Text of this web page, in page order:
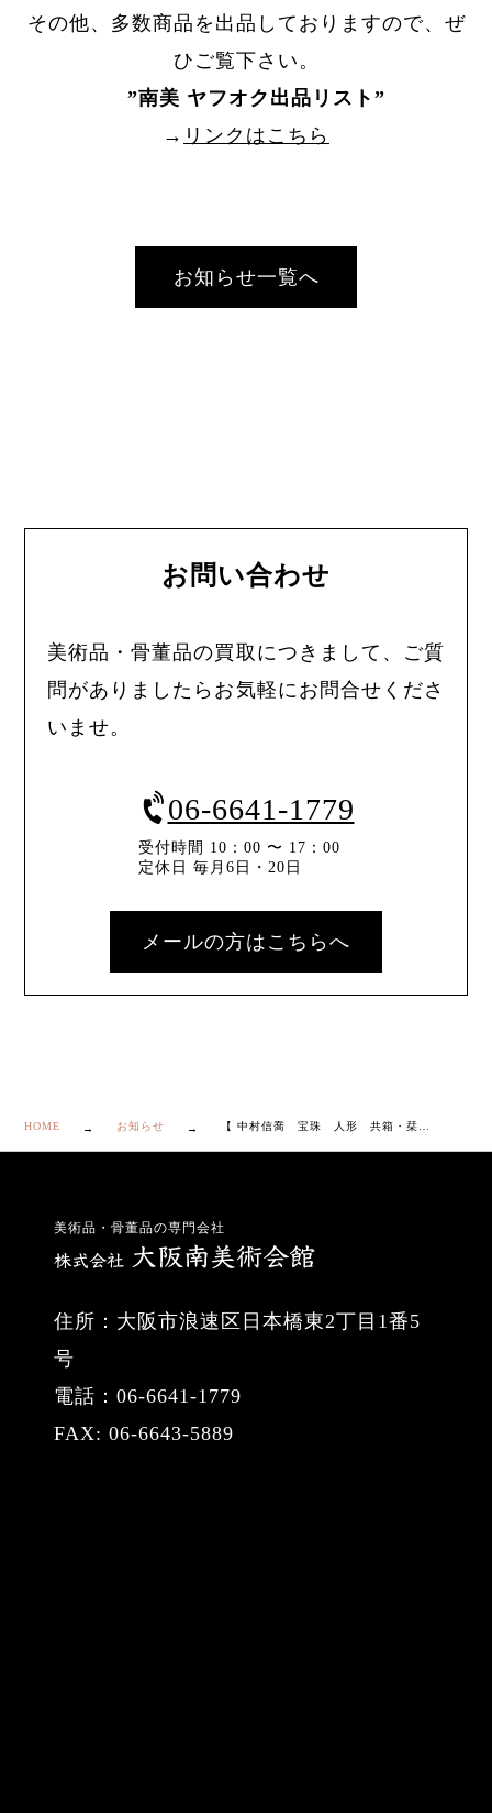
その他、多数商品を出品しておりますので、ぜ
ひご覧下さい。
”南美 ヤフオク出品リスト ”
→ リンクはこちら
お知らせ一覧へ
お問い合わせ
美術品・骨董品の買取につきまして、ご質
問がありましたらお気軽にお問合せくださ
いませ。
06-6641-1779
受付時間 10：00 〜 17：00
定休日 毎月6日・20日
メールの方はこちらへ
HOME お知らせ
美術品・骨董品の専門会社
住所：大阪市浪速区日本橋東2丁目1番5
号
電話：06-6641-1779
FAX: 06-6643-5889